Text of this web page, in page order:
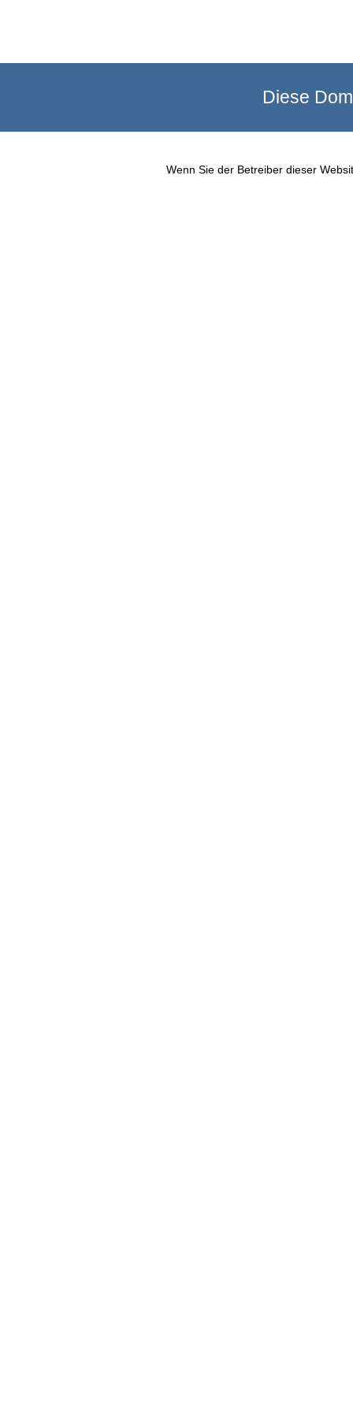
Diese
Wenn Sie der Betreiber dieser